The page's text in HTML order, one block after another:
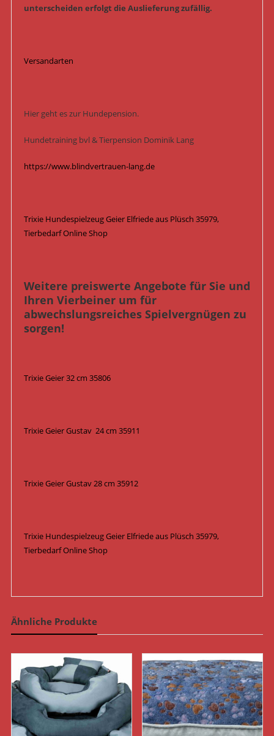
unterscheiden erfolgt die Auslieferung zufällig.
Versandarten
Hier geht es zur Hundepension.
Hundetraining bvl & Tierpension Dominik Lang
https://www.blindvertrauen-lang.de
Trixie Hundespielzeug Geier Elfriede aus Plüsch 35979,
Tierbedarf Online Shop
Weitere preiswerte Angebote für Sie und
Ihren Vierbeiner um für
abwechslungsreiches Spielvergnügen zu
sorgen!
Trixie Geier 32 cm 35806
Trixie Geier Gustav 24 cm 35911
Trixie Geier Gustav 28 cm 35912
Trixie Hundespielzeug Geier Elfriede aus Plüsch 35979,
Tierbedarf Online Shop
Ähnliche Produkte